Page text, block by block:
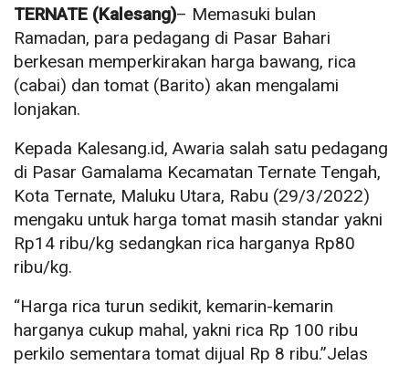
TERNATE (Kalesang)– Memasuki bulan
Ramadan, para pedagang di Pasar Bahari
berkesan memperkirakan harga bawang, rica
(cabai) dan tomat (Barito) akan mengalami
lonjakan.
Kepada Kalesang.id, Awaria salah satu pedagang
di Pasar Gamalama Kecamatan Ternate Tengah,
Kota Ternate, Maluku Utara, Rabu (29/3/2022)
mengaku untuk harga tomat masih standar yakni
Rp14 ribu/kg sedangkan rica harganya Rp80
ribu/kg.
“Harga rica turun sedikit, kemarin-kemarin
harganya cukup mahal, yakni rica Rp 100 ribu
perkilo sementara tomat dijual Rp 8 ribu.”Jelas